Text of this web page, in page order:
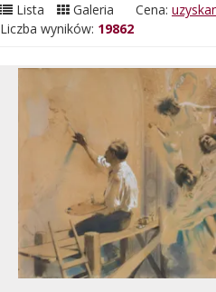
Lista Galeria Cena:
Liczba wyników: 19862